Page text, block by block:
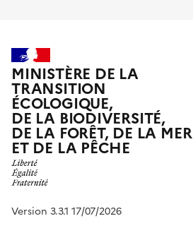
MINISTÈRE DE LA
TRANSITION
ÉCOLOGIQUE,
DE LA BIODIVERSITÉ,
DE LA FORÊT, DE LA MER
ET DE LA PÊCHE
Version 3.3.1 17/07/2026